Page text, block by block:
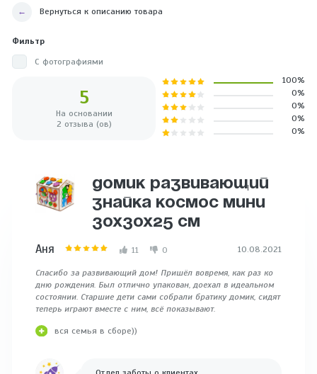
Вернуться к описанию товара
ДОМИК РАЗВИВАЮЩИЙ
ЗНАЙКА КОСМОС МИНИ
30Х30Х25 СМ
Аня 11 0 10.08.2021
Спасибо за развивающий дом! Пришёл вовремя, как раз ко
дню рождения. Был отлично упакован, доехал в идеальном
состоянии. Старшие дети сами собрали братику домик, сидят
теперь играют вместе с ним, всё показывают.
вся семья в сборе))
Фильтр
С фотографиями
5
На основании
2 отзыва (ов)
100%
0%
0%
0%
0%